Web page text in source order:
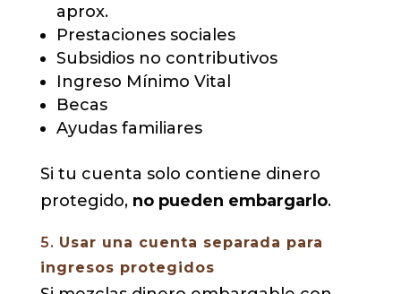
aprox.
Prestaciones sociales
Subsidios no contributivos
Ingreso Mínimo Vital
Becas
Ayudas familiares
Si tu cuenta solo contiene dinero
protegido, no pueden embargarlo.
5. Usar una cuenta separada para
ingresos protegidos